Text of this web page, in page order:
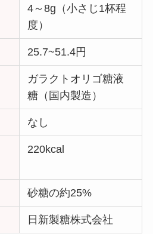
4～8g（小さじ1杯程
度）
25.7~51.4円
ガラクトオリゴ糖液
糖（国内製造）
なし
220kcal
砂糖の約25%
日新製糖株式会社